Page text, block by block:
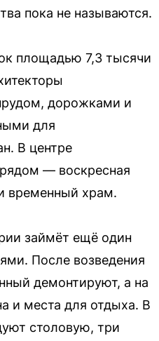
пока не называются.
площадью 7,3 тысячи
дорожками и
для
В центре
— воскресная
временный храм.
займёт ещё один
После возведения
демонтируют, а на
и места для отдыха. В
столовую, три